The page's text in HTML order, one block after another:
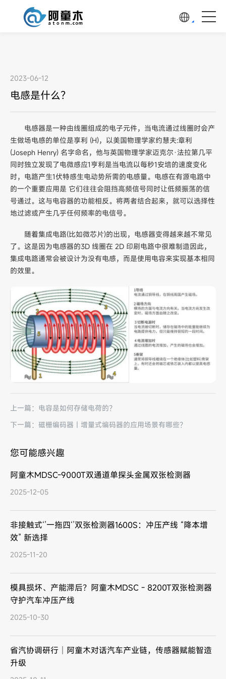
2023-06-12
电感是什么？
电感器是一种由线圈组成的电子元件，当电流通过线圈时会产
生做场电感的单位是享利 (H)，以美国物理学家约慧夫:章利
(Joseph Henry) 名字命名，他与英国物理学家迈克尔·法拉第几平
同时独立发现了电微感应1亨利是当电流以每秒1安培的速度变化
时，电路产生1伏特感生电动势所需的电感量。电感在有源电路中
的一个重要应用是 它们往往会阻挡高频信号同时让低频振荡的信
号通过。这与电容器的功能相反。将两者结合起来，就可以选择性
地过滤或产生几乎任何频率的电信号。
随着集成电路(比如微芯片)的出现，电感器变得越来越不常见
了。这是因为电感器的3D 线圈在 2D 印刷电路中很难制造因此，
集成电路通常会被设计为没有电感，而是使用电容来实现基本相同
的效里。
上一篇：电容是如何存储电荷的？
下一篇：磁栅编码器丨增量式编码器的应用场景有哪些？
您可能感兴趣
阿童木MDSC-9000T双通道单探头金属双张检测器
2025-12-05
非接触式‘’一拖四‘’双张检测器1600S：冲压产线 “降本增
效” 新选择
2025-11-20
模具损坏、产能滞后？阿童木MDSC - 8200T双张检测器
守护汽车冲压产线
2025-10-30
省汽协调研行｜阿童木对话汽车产业链，传感器赋能智造
升级